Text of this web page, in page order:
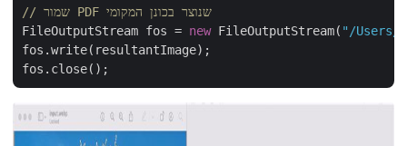
// שמור PDF שנוצר בכונן המקומי
FileOutputStream fos = new FileOutputStream( "/Users/
fos.write(resultantImage);